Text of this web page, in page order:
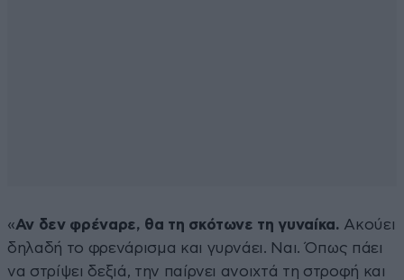
«Αν δεν φρέναρε, θα τη σκότωνε τη γυναίκα. Ακούει
δηλαδή το φρενάρισμα και γυρνάει. Ναι. Όπως πάει
να στρίψει δεξιά, την παίρνει ανοιχτά τη στροφή και